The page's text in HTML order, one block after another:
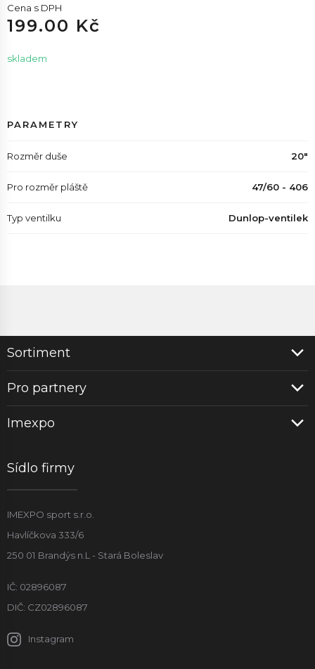
Cena s DPH
199.00 Kč
skladem
PARAMETRY
Rozměr duše 20"
Pro rozměr pláště 47/60 - 406
Typ ventilku Dunlop-ventilek
Sortiment
Pro partnery
Imexpo
Sídlo firmy
IMEXPO sport s.r.o.
Havlíčkova 333/6
250 01 Brandýs n.L - Stará Boleslav
IČ: 02896087
DIČ: CZ02896087
Instagram